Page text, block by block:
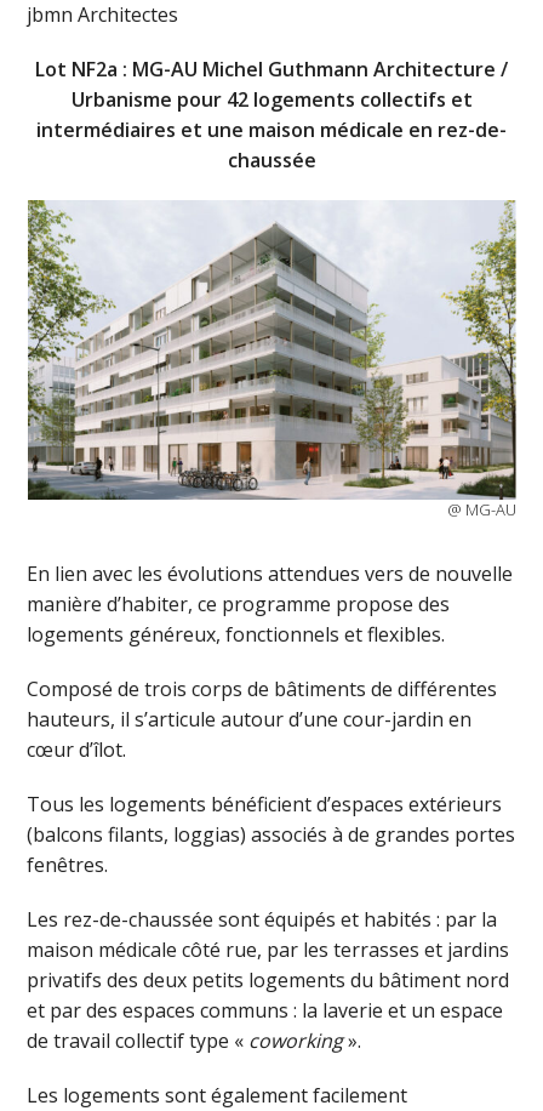
jbmn Architectes
Lot NF2a : MG-AU Michel Guthmann Architecture /
Urbanisme pour 42 logements collectifs et
intermédiaires et une maison médicale en rez-de-
chaussée
@ MG-AU
En lien avec les évolutions attendues vers de nouvelle
manière d’habiter, ce programme propose des
logements généreux, fonctionnels et flexibles.
Composé de trois corps de bâtiments de différentes
hauteurs, il s’articule autour d’une cour-jardin en
cœur d’îlot.
Tous les logements bénéficient d’espaces extérieurs
(balcons filants, loggias) associés à de grandes portes
fenêtres.
Les rez-de-chaussée sont équipés et habités : par la
maison médicale côté rue, par les terrasses et jardins
privatifs des deux petits logements du bâtiment nord
et par des espaces communs : la laverie et un espace
de travail collectif type « coworking».
Les logements sont également facilement